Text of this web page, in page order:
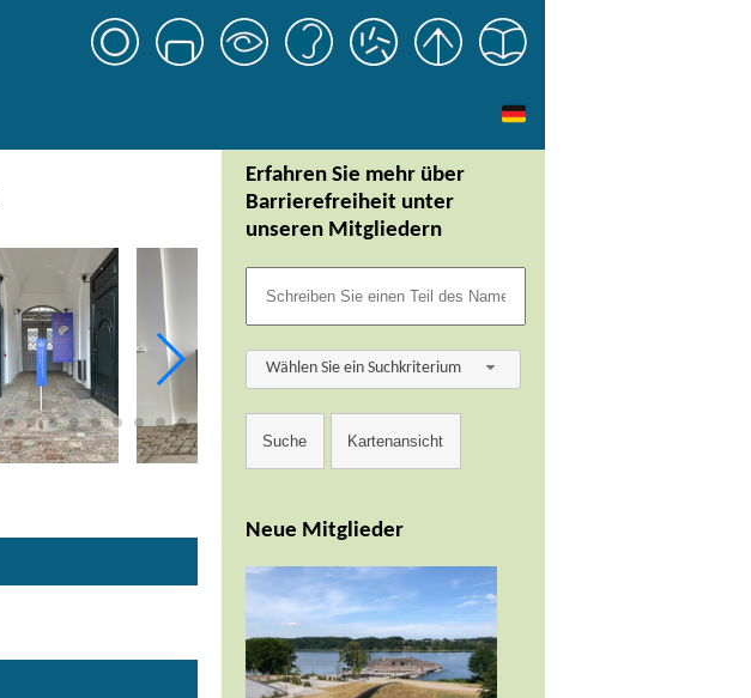
Erfahren Sie mehr über
Barrierefreiheit unter
unseren Mitgliedern
Wählen Sie ein Suchkriterium
Neue Mitglieder